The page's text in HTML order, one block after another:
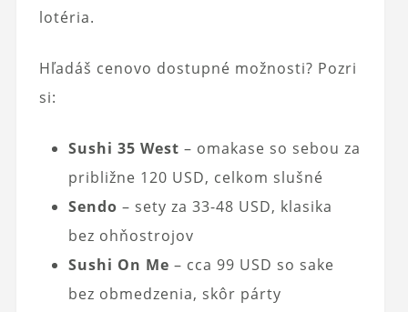
lotéria.
Hľadáš cenovo dostupné možnosti? Pozri
si:
Sushi 35 West – omakase so sebou za
približne 120 USD, celkom slušné
Sendo – sety za 33-48 USD, klasika
bez ohňostrojov
Sushi On Me – cca 99 USD so sake
bez obmedzenia, skôr párty